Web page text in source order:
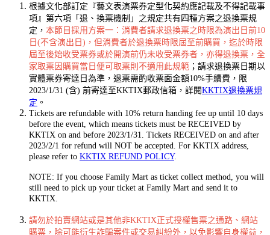
根據文化部訂定『藝文表演票券定型化契約應記載及不得記載事
項』第六項「退、換票機制」之規定共有四種方案之退換票規
定， 本節目採用方案一：消費者請求退換票之時限為演出日前10
日(不含演出日)，但消費者於退換票時限屆至前購買，迄於時限
屆至後始收受票券或於開演前仍未收受票券者，亦得退換票，全
家取票因購買當日便可取票則不適用此規範 ；請求退換票日期以
實體票券寄達日為準，退票需酌收票面金額10%手續費，限
2023/1/31 (含) 前寄達至KKTIX郵政信箱，詳閱KKTIX退換票規
定 。
Tickets are refundable with 10% return handing fee up until 10 days
before the event, which means tickets must be RECEIVED by
KKTIX on and before 2023/1/31. Tickets RECEIVED on and after
2023/2/1 for refund will NOT be accepted. For KKTIX address,
please refer to KKTIX REFUND POLICY.
NOTE: If you choose Family Mart as ticket collect method, you will
still need to pick up your ticket at Family Mart and send it to
KKTIX.
請勿於拍賣網站或是其他非KKTIX正式授權售票之通路、網站
購票，除可能衍生詐騙案件或交易糾紛外，以免影響自身權益，